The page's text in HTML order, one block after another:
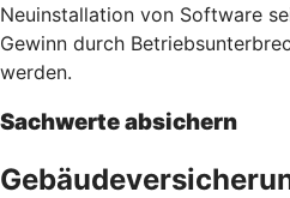
Neuinstallation von Software
Gewinn durch
werden.
Sachwerte absichern